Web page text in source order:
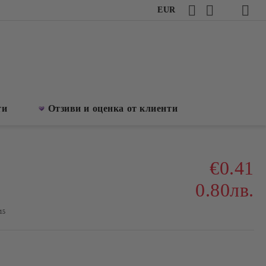
EUR
Отзиви и оценка от клиенти
€0.41
0.80лв.